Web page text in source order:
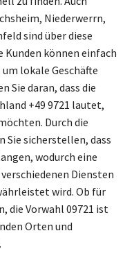
Niederwerrn,
sind über diese
können einfach
lokale Geschäfte
Sie daran, dass die
+49 9721 lautet,
Durch die
Sie sicherstellen, dass
wodurch eine
Diensten
wird. Ob für
die Vorwahl 09721 ist
Orten und